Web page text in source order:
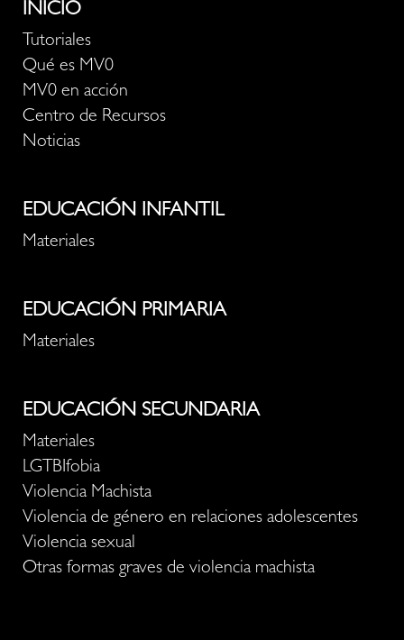
INICIO
Tutoriales
Qué es MV0
MV0 en acción
Centro de Recursos
Noticias
EDUCACIÓN INFANTIL
Materiales
EDUCACIÓN PRIMARIA
Materiales
EDUCACIÓN SECUNDARIA
Materiales
LGTBIfobia
Violencia Machista
Violencia de género en relaciones adolescentes
Violencia sexual
Otras formas graves de violencia machista